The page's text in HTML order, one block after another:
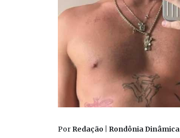
Por Redação | Rondônia Dinâmica